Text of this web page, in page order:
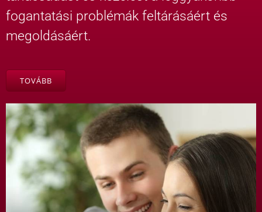
fogantatási problémák feltárásáért és
megoldásáért.
TOVÁBB